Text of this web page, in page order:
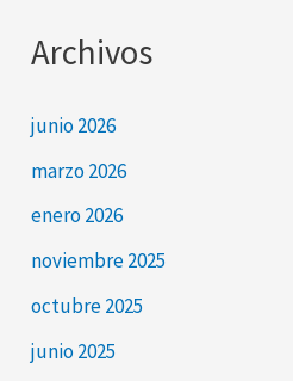
Archivos
junio 2026
marzo 2026
enero 2026
noviembre 2025
octubre 2025
junio 2025